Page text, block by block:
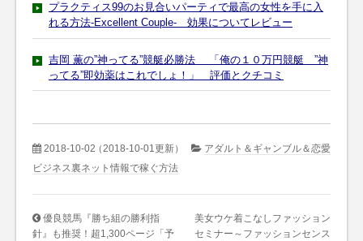
プラクティス99のお見合いパーティで最高の女性を手に入
れる方法-Excellent Couple- 効果についてレビュー
吉岡 薫の”神ってる”競艇必勝法 「俺の１０万円競艇 ”神
ってる”即効薬はこれでしょ！」 評価とクチコミ
2018-10-02（2018-10-01更新）
アダルト＆ギャンブル＆恋愛
ビジネス裏ネット情報で稼ぐ方法
優良競馬『勝ち組の勝利指
針』も推奨！超1,300ページ「予
美女ウケ着こなしファッション
セミナー～ファッションセンス